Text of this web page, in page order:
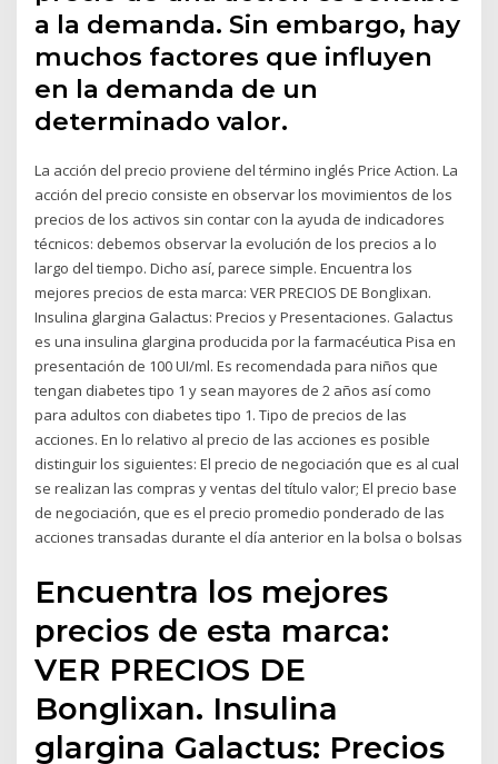
a la demanda. Sin embargo, hay
muchos factores que influyen
en la demanda de un
determinado valor.
La acción del precio proviene del término inglés Price Action. La
acción del precio consiste en observar los movimientos de los
precios de los activos sin contar con la ayuda de indicadores
técnicos: debemos observar la evolución de los precios a lo
largo del tiempo. Dicho así, parece simple. Encuentra los
mejores precios de esta marca: VER PRECIOS DE Bonglixan.
Insulina glargina Galactus: Precios y Presentaciones. Galactus
es una insulina glargina producida por la farmacéutica Pisa en
presentación de 100 UI/ml. Es recomendada para niños que
tengan diabetes tipo 1 y sean mayores de 2 años así como
para adultos con diabetes tipo 1. Tipo de precios de las
acciones. En lo relativo al precio de las acciones es posible
distinguir los siguientes: El precio de negociación que es al cual
se realizan las compras y ventas del título valor; El precio base
de negociación, que es el precio promedio ponderado de las
acciones transadas durante el día anterior en la bolsa o bolsas
Encuentra los mejores
precios de esta marca:
VER PRECIOS DE
Bonglixan. Insulina
glargina Galactus: Precios